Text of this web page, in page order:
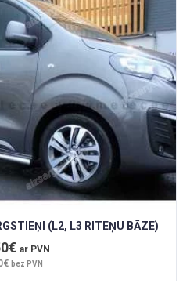
(L2, L3 RITEŅU BĀZE)
ar PVN
bez PVN